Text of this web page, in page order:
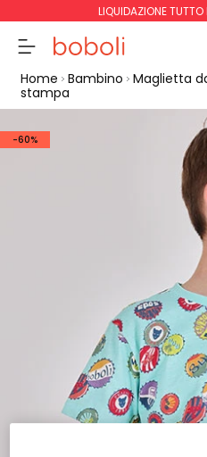
LIQUIDAZIONE
Home Bambino Maglietta
stampa
-60%